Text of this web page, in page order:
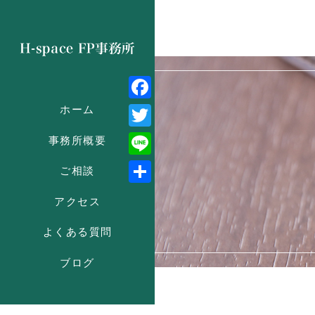
ホーム
事務所概要
ご相談
アクセス
よくある質問
ブログ
Facebook
Twitter
Line